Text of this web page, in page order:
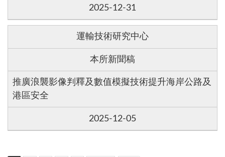
2025-12-31
運輸技術研究中心
本所新聞稿
推廣浪襲影像判釋及數值模擬技術提升海岸公路及
港區安全
2025-12-05